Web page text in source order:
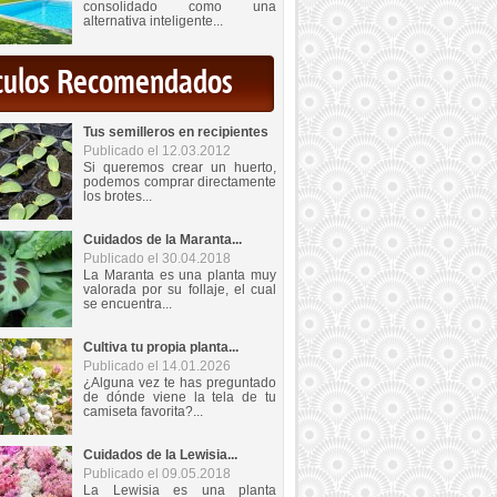
consolidado como una
alternativa inteligente...
Recomendados
Tus semilleros en recipientes
Publicado el 12.03.2012
Si queremos crear un huerto,
podemos comprar directamente
los brotes...
Cuidados de la Maranta...
Publicado el 30.04.2018
La Maranta es una planta muy
valorada por su follaje, el cual
se encuentra...
Cultiva tu propia planta...
Publicado el 14.01.2026
¿Alguna vez te has preguntado
de dónde viene la tela de tu
camiseta favorita?...
Cuidados de la Lewisia...
Publicado el 09.05.2018
La Lewisia es una planta